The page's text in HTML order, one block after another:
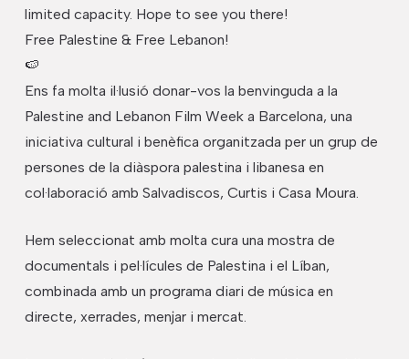
limited capacity. Hope to see you there!
Free Palestine & Free Lebanon!
🍉
Ens fa molta il·lusió donar-vos la benvinguda a la
Palestine and Lebanon Film Week a Barcelona, una
iniciativa cultural i benèfica organitzada per un grup de
persones de la diàspora palestina i libanesa en
col·laboració amb Salvadiscos, Curtis i Casa Moura.
Hem seleccionat amb molta cura una mostra de
documentals i pel·lícules de Palestina i el Líban,
combinada amb un programa diari de música en
directe, xerrades, menjar i mercat.